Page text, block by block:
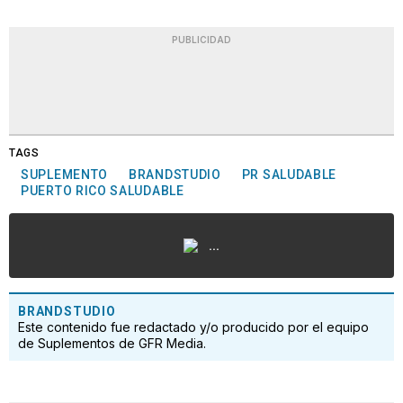
PUBLICIDAD
TAGS
SUPLEMENTO BRANDSTUDIO
PR SALUDABLE
PUERTO RICO SALUDABLE
...
BRANDSTUDIO
Este contenido fue redactado y/o producido por el equipo
de Suplementos de GFR Media.